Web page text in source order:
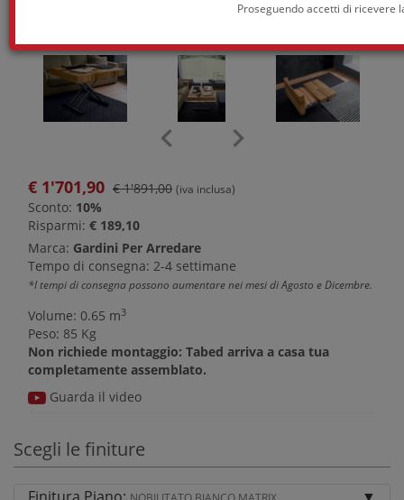
Proseguendo accetti di ricevere
€ 1'701,90 € 1'891,00 (iva inclusa)
Sconto: 10%
Risparmi: € 189,10
Marca: Gardini Per Arredare
Tempo di consegna: 2-4 settimane
*I tempi di consegna possono aumentare nei mesi di Agosto e Dicembre.
Volume: 0.65 m3
Peso: 85 Kg
Non richiede montaggio: Tabed arriva a casa tua
completamente assemblato.
Guarda il video
Scegli le finiture